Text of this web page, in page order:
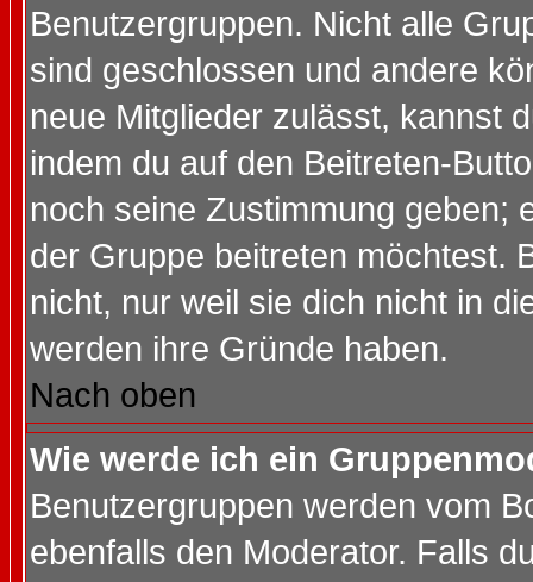
Benutzergruppen. Nicht alle
sind geschlossen und andere
neue Mitglieder zulässt, kannst
indem du auf den Beitreten-
noch seine Zustimmung geben;
der Gruppe beitreten möchtest.
nicht, nur weil sie dich nicht in
werden ihre Gründe haben.
Nach oben
Wie werde ich ein
Benutzergruppen werden vom
ebenfalls den Moderator. Falls